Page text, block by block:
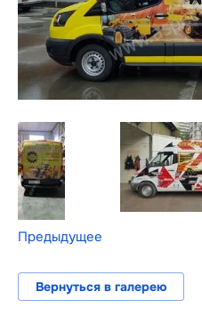
Предыдущее
Вернуться в галерею